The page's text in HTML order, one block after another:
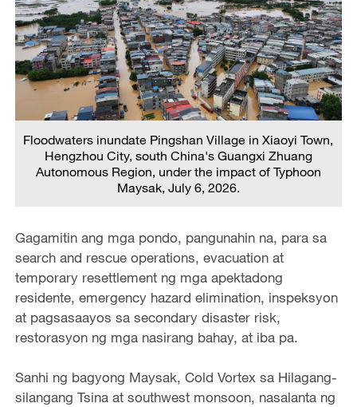
Floodwaters inundate Pingshan Village in Xiaoyi Town,
Hengzhou City, south China's Guangxi Zhuang
Autonomous Region, under the impact of Typhoon
Maysak, July 6, 2026.
Gagamitin ang mga pondo, pangunahin na, para sa
search and rescue operations, evacuation at
temporary resettlement ng mga apektadong
residente, emergency hazard elimination, inspeksyon
at pagsasaayos sa secondary disaster risk,
restorasyon ng mga nasirang bahay, at iba pa.
Sanhi ng bagyong Maysak, Cold Vortex sa Hilagang-
silangang Tsina at southwest monsoon, nasalanta ng